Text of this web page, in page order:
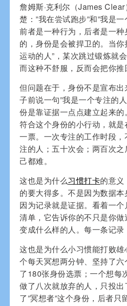
詹姆斯·克利尔（James
楚：”我在尝试跑步”和”我是一
前者是一种行为，后者是一
的，身份是会被捍卫的。当你
运动的人”，某次跳过锻炼就
而这种不舒服，反而会把你推
但问题在于，身份不是宣布
子前说一句”我是一个专注的
份是靠证据一点点建立起来
符合这个身份的小行动，就是
一票。一次专注的工作时段
注的人；五十次会；两百次
己都难。
这也是为什么习惯打卡的意义
的要大得多。不是因为数据
因为记录就是证据。看着一
清单，它告诉你的不只是你
变成什么样的人。每一条记录
这也是为什么小习惯能打败
个每天冥想两分钟、坚持了
了180张身份选票；一个想每
做了八次就放弃的人，只投
了”冥想者”这个身份，后者只